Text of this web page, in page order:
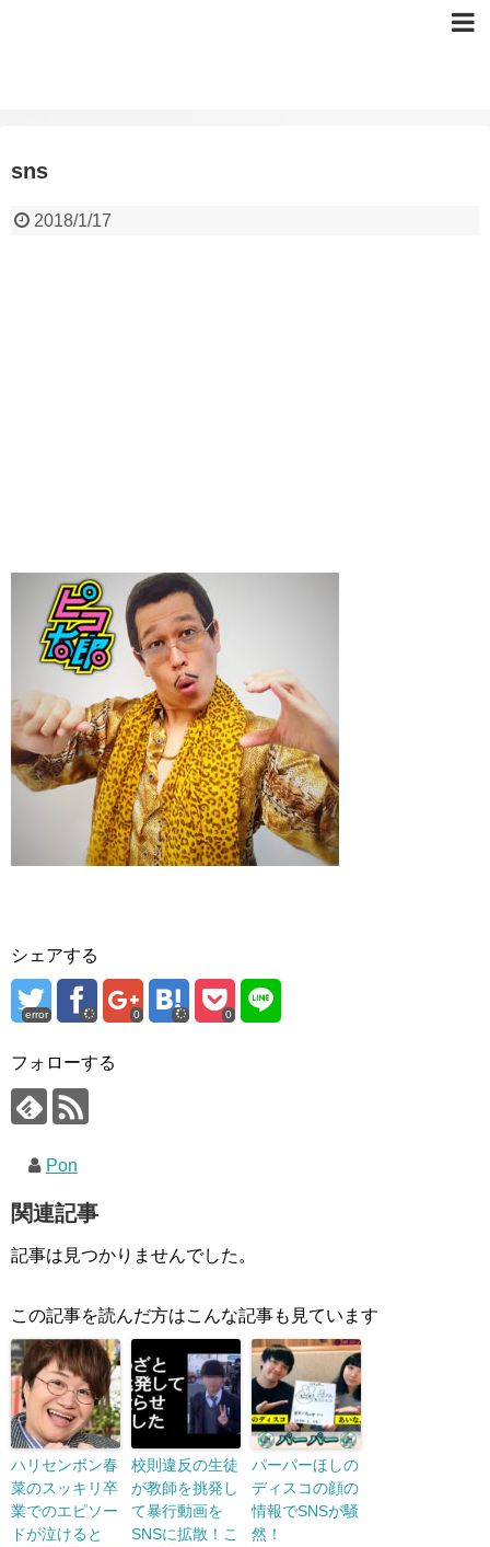
sns
2018/1/17
シェアする
error 0 0
フォローする
Pon
関連記事
記事は見つかりませんでした。
この記事を読んだ方はこんな記事も見ています
ハリセンボン春
菜のスッキリ卒
業でのエピソー
ドが泣けると
校則違反の生徒
が教師を挑発し
て暴行動画を
SNSに拡散！こ
パーパーほしの
ディスコの顔の
情報でSNSが騒
然！